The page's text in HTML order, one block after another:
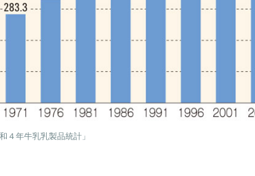
４年牛乳乳製品統計」